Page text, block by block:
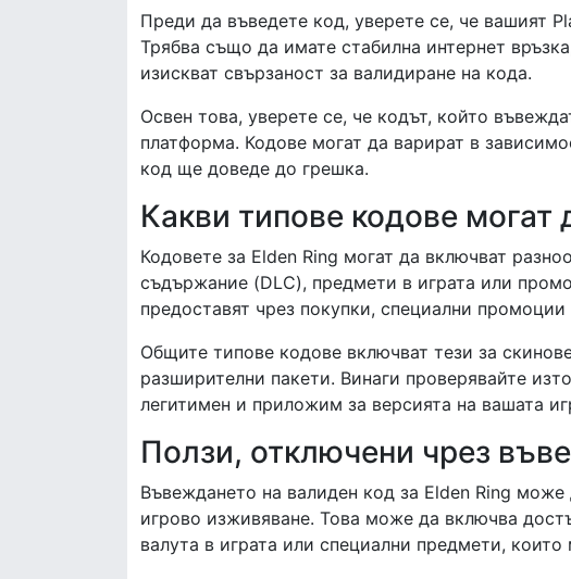
Преди да въведете код, уверете се, че вашият
Трябва също да имате стабилна интернет
изискват свързаност за валидиране на кода.
Освен това, уверете се, че кодът, който
платформа. Кодове могат да варират в
код ще доведе до грешка.
Какви типове кодове могат
Кодовете за Elden Ring могат да включват
съдържание (DLC), предмети в играта или
предоставят чрез покупки, специални промоции
Общите типове кодове включват тези за
разширителни пакети. Винаги проверявайте
легитимен и приложим за версията на вашата
Ползи, отключени чрез
Въвеждането на валиден код за Elden Ring
игрово изживяване. Това може да включва
валута в играта или специални предмети,